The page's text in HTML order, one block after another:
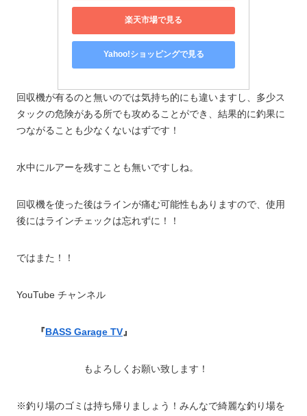
楽天市場で見る
Yahoo!ショッピングで見る
回収機が有るのと無いのでは気持ち的にも違いますし、多少ス
タックの危険がある所でも攻めることができ、結果的に釣果に
つながることも少なくないはずです！
水中にルアーを残すことも無いですしね。
回収機を使った後はラインが痛む可能性もありますので、使用
後にはラインチェックは忘れずに！！
ではまた！！
YouTube チャンネル
『 BASS Garage TV 』
もよろしくお願い致します！
※釣り場のゴミは持ち帰りましょう！みんなで綺麗な釣り場を